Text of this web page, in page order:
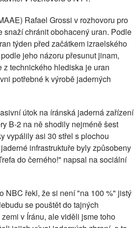
Rafael Grossi v rozhovoru pro
chránit obohacený uran. Podle
týden před začátkem izraelského
jeho názoru přesunut jinam,
technického hlediska je uran
potřebné k výrobě jaderných
útok na íránská jaderná zařízení
B-2 na ně shodily nejméně šest
vypálily asi 30 střel s plochou
infrastruktuře byly způsobeny
do černého!" napsal na sociální
NBC řekl, že si není "na 100 %" jistý
se pouštět do tajných
v Íránu, ale viděli jsme toho